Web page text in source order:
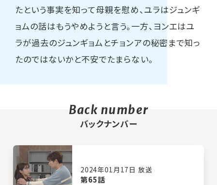
たという事実を知って母親を慰め、ユラはジュンギ
ョムの話はもうやめようと言う。一方、ヨンエはユ
ラが過去のジュンギョムとチョンアの秘密まで知っ
たのではないかと不安でたまらない。
バックナンバー
2024年01月17日 放送
第65話